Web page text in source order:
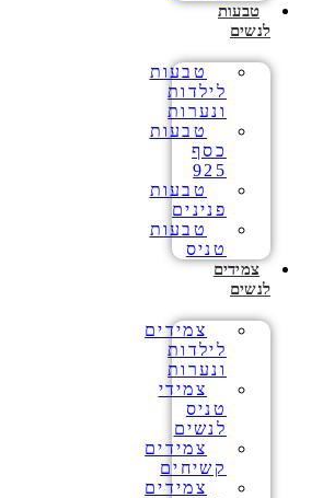
טבעות
לנשים
טבעות
לילדות
ונערות
טבעות
כסף
925
טבעות
פנינים
טבעות
טניס
צמידים
לנשים
צמידים
לילדות
ונערות
צמידי
טניס
לנשים
צמידים
קשיחים
צמידים